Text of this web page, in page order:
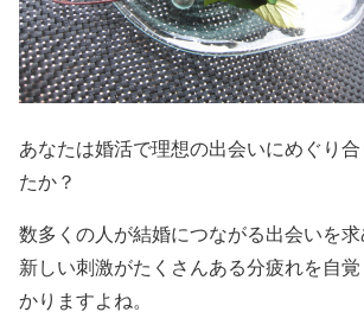
あなたは婚活で理想の出会いにめぐり
たか？
数多くの人が結婚につながる出会いを求
新しい刺激がたくさんある分疲れを自
かりますよね。